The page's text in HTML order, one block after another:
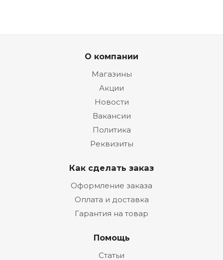
О компании
Магазины
Акции
Новости
Вакансии
Политика
Реквизиты
Как сделать заказ
Оформление заказа
Оплата и доставка
Гарантия на товар
Помощь
Статьи